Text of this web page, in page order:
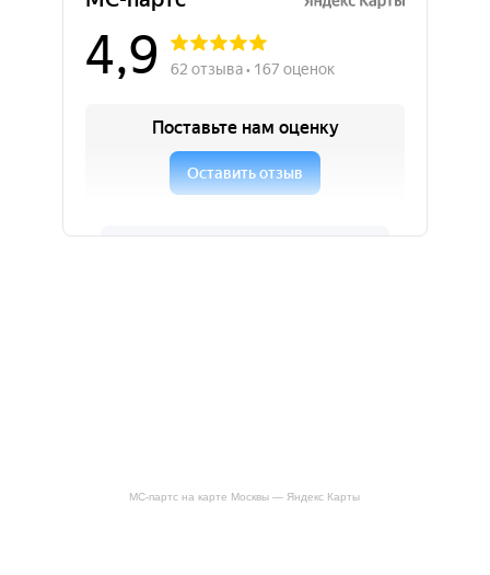
МС-партс на карте Москвы — Яндекс Карты